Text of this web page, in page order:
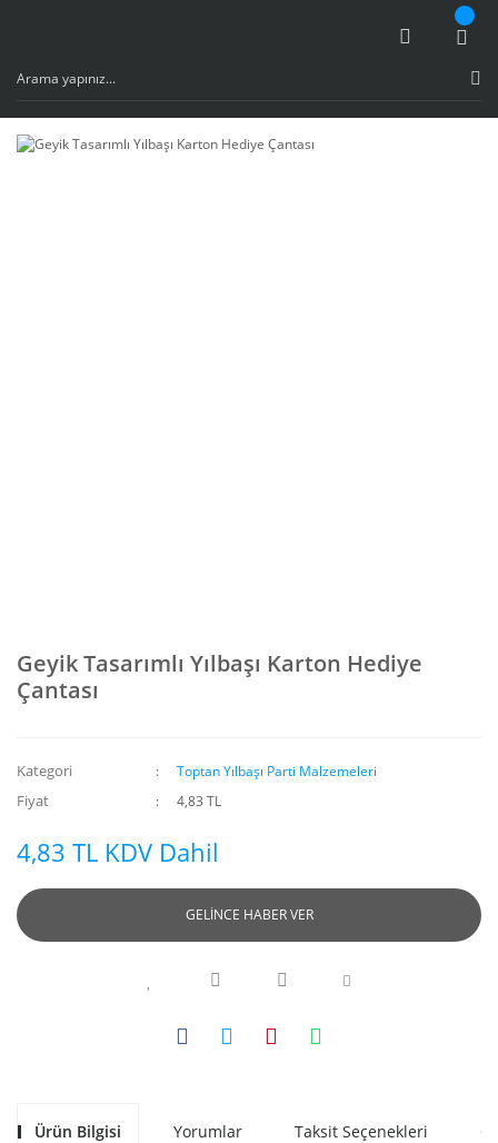
Geyik Tasarımlı Yılbaşı Karton Hediye
Çantası
Kategori Toptan Yılbaşı Parti Malzemeleri
Fiyat 4,83 TL
4,83 TL KDV Dahil
GELİNCE HABER VER
Ürün Bilgisi Yorumlar Taksit Seçenekleri